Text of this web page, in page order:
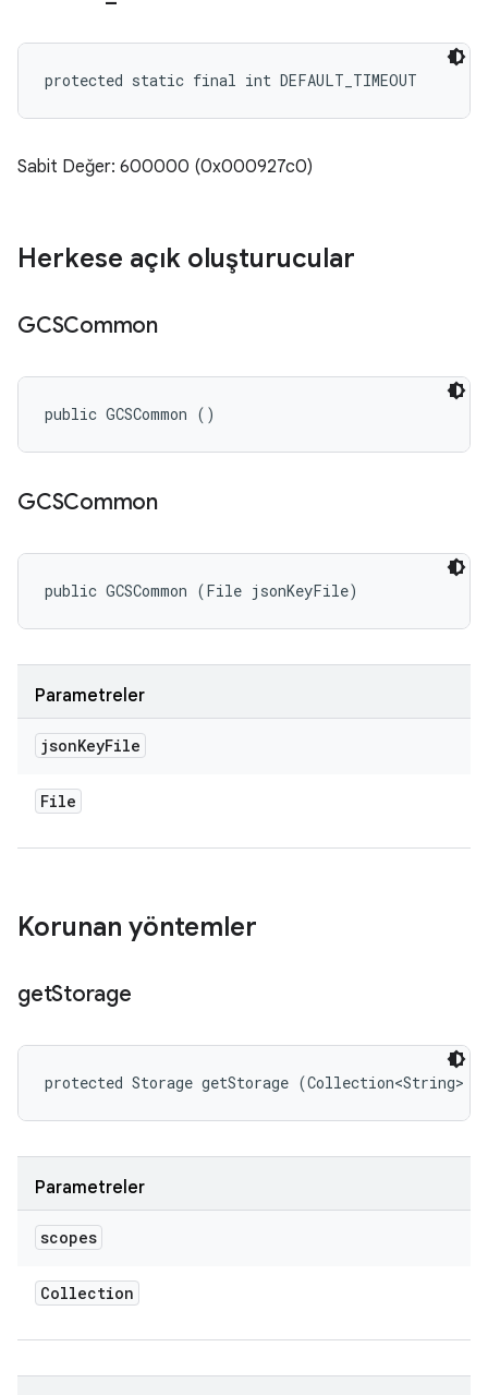
protected static final int DEFAULT_TIMEOUT
Sabit Değer: 600000 (0x000927c0)
Herkese açık oluşturucular
GCSCommon
public GCSCommon ()
GCSCommon
public GCSCommon (File jsonKeyFile)
Parametreler
jsonKeyFile
File
Korunan yöntemler
getStorage
protected Storage getStorage (Collection<String>
Parametreler
scopes
Collection